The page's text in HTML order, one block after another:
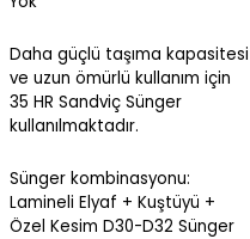
Daha güçlü taşıma kapasitesi
ve uzun ömürlü kullanım için
35 HR Sandviç Sünger
kullanılmaktadır.
Sünger kombinasyonu:
Lamineli Elyaf + Kuştüyü +
Özel Kesim D30-D32 Sünger